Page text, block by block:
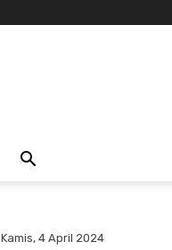
Kamis, 4 April 2024